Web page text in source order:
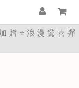
贈⭐浪漫驚喜彈